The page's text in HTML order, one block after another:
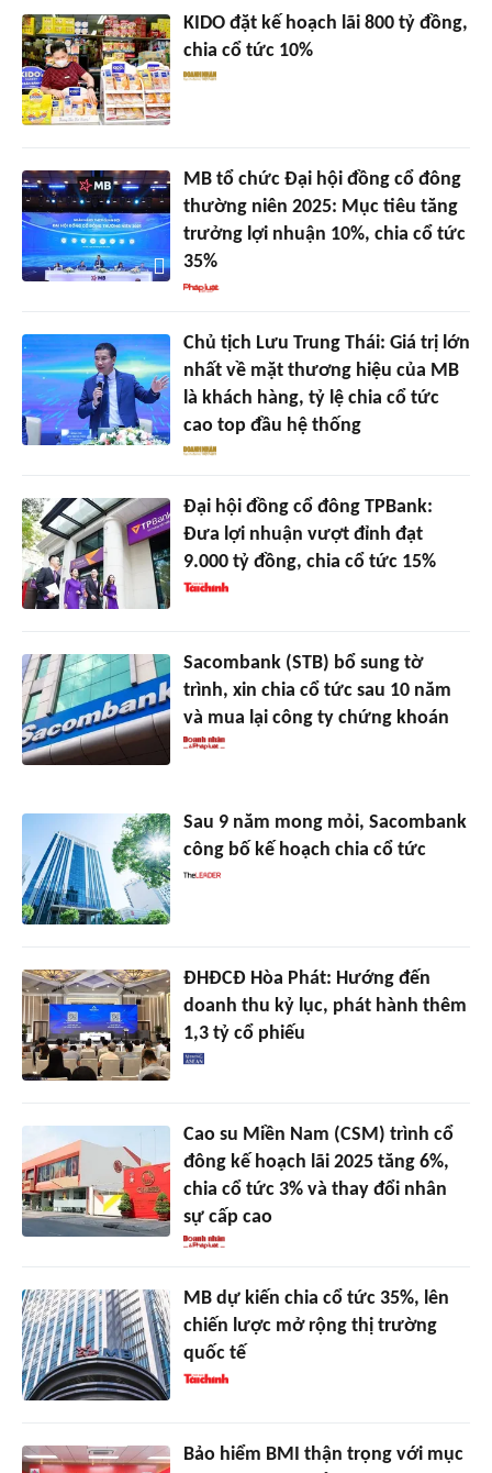
KIDO đặt kế hoạch lãi 800 tỷ đồng,
chia cổ tức 10%
MB tổ chức Đại hội đồng cổ đông
thường niên 2025: Mục tiêu tăng
trưởng lợi nhuận 10%, chia cổ tức
35%
Chủ tịch Lưu Trung Thái: Giá trị lớn
nhất về mặt thương hiệu của MB
là khách hàng, tỷ lệ chia cổ tức
cao top đầu hệ thống
Đại hội đồng cổ đông TPBank:
Đưa lợi nhuận vượt đỉnh đạt
9.000 tỷ đồng, chia cổ tức 15%
Sacombank (STB) bổ sung tờ
trình, xin chia cổ tức sau 10 năm
và mua lại công ty chứng khoán
Sau 9 năm mong mỏi, Sacombank
công bố kế hoạch chia cổ tức
ĐHĐCĐ Hòa Phát: Hướng đến
doanh thu kỷ lục, phát hành thêm
1,3 tỷ cổ phiếu
Cao su Miền Nam (CSM) trình cổ
đông kế hoạch lãi 2025 tăng 6%,
chia cổ tức 3% và thay đổi nhân
sự cấp cao
MB dự kiến chia cổ tức 35%, lên
chiến lược mở rộng thị trường
quốc tế
Bảo hiểm BMI thận trọng với mục